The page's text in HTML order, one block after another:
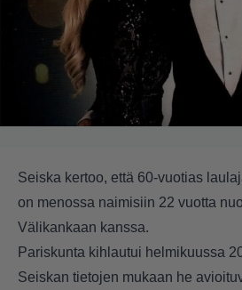
Seiska kertoo, että 60-vuotias
on menossa naimisiin 22 vuotta
Välikankaan kanssa.
Pariskunta kihlautui helmikuussa
Seiskan tietojen mukaan he